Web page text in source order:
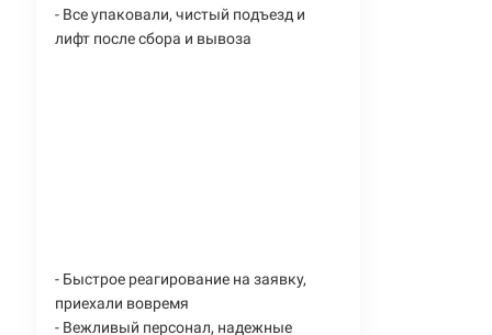
- Все упаковали, чистый подъезд и
лифт после сбора и вывоза
- Быстрое реагирование на заявку,
приехали вовремя
- Вежливый персонал, надежные